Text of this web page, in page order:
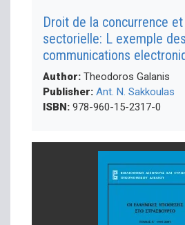
Droit de la concurrence
sectorielle: L exemple des
communications
Author: Theodoros Galanis
Publisher: Ant. N. Sakkoulas
ISBN: 978-960-15-2317-0